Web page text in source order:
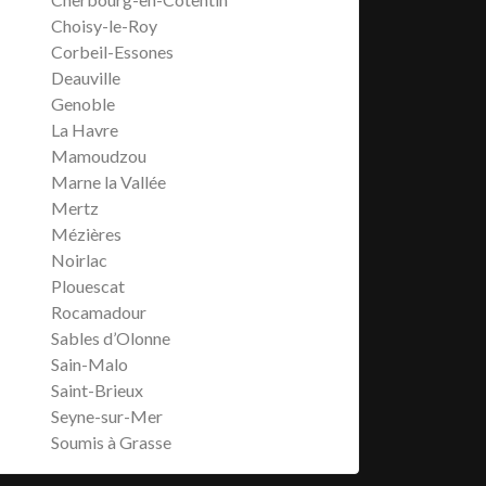
Choisy-le-Roy
Corbeil-Essones
Deauville
Genoble
La Havre
Mamoudzou
Marne la Vallée
Mertz
Mézières
Noirlac
Plouescat
Rocamadour
Sables d’Olonne
Sain-Malo
Saint-Brieux
Seyne-sur-Mer
Soumis à Grasse